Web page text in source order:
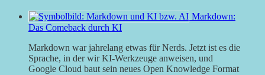
Markdown:
Das Comeback durch KI
Markdown war jahrelang etwas für Nerds. Jetzt ist es die
Sprache, in der wir KI-Werkzeuge anweisen, und
Google Cloud baut sein neues Open Knowledge Format